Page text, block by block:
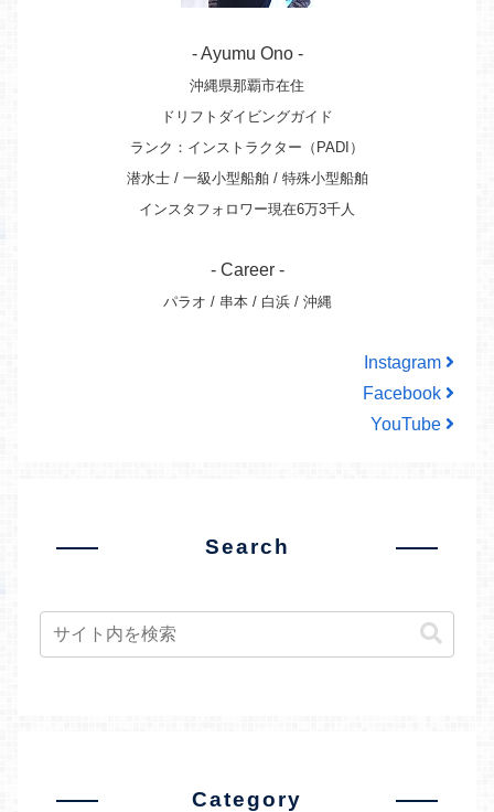
- Ayumu Ono -
沖縄県那覇市在住
ドリフトダイビングガイド
ランク：インストラクター（PADI）
潜水士 / 一級小型船舶 / 特殊小型船舶
インスタフォロワー現在6万3千人
- Career -
パラオ / 串本 / 白浜 / 沖縄
Instagram
Facebook
YouTube
Search
Category